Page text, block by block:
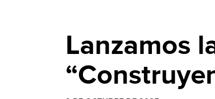
Lanzamos